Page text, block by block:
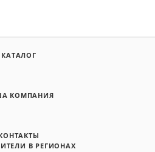
КАТАЛОГ
КОМПАНИЯ
В РЕГИОНАХ